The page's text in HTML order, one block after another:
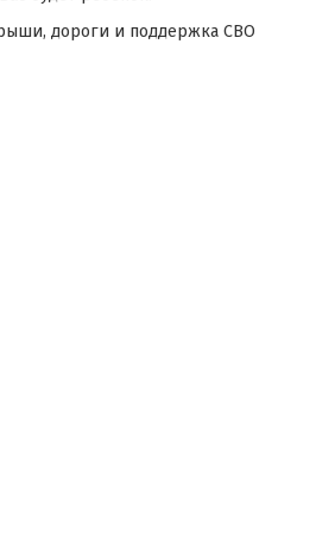
дороги и поддержка СВО